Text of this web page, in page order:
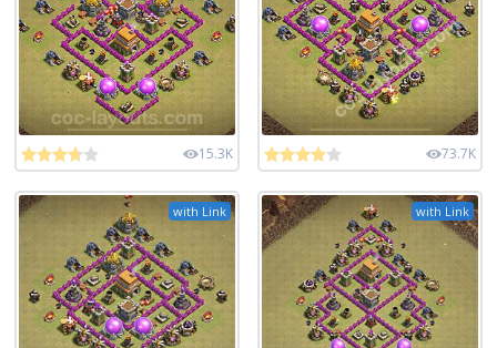
15.3K 73.7K
with Link with Link